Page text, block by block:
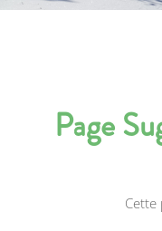
Page
Cette